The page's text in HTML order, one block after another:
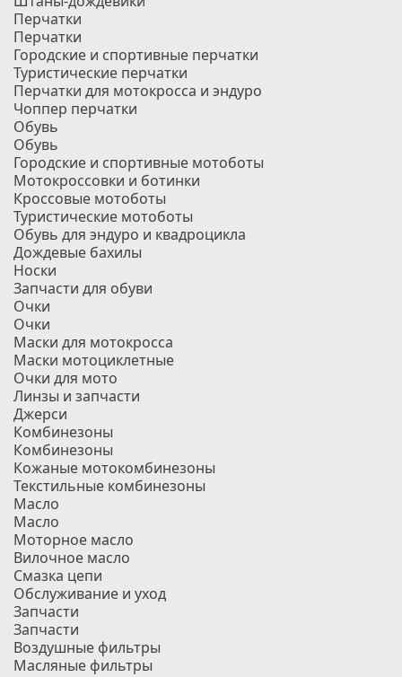
Перчатки
Перчатки
Городские и спортивные перчатки
Туристические перчатки
Перчатки для мотокросса и эндуро
Чоппер перчатки
Обувь
Обувь
Городские и спортивные мотоботы
Мотокроссовки и ботинки
Кроссовые мотоботы
Туристические мотоботы
Обувь для эндуро и квадроцикла
Дождевые бахилы
Носки
Запчасти для обуви
Очки
Очки
Маски для мотокросса
Маски мотоциклетные
Очки для мото
Линзы и запчасти
Джерси
Комбинезоны
Комбинезоны
Кожаные мотокомбинезоны
Текстильные комбинезоны
Масло
Масло
Моторное масло
Вилочное масло
Смазка цепи
Обслуживание и уход
Запчасти
Запчасти
Воздушные фильтры
Масляные фильтры